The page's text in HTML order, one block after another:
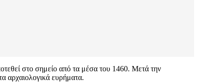
στο σημείο από τα μέσα του 1460. Μετά την
αρχαιολογικά ευρήματα.